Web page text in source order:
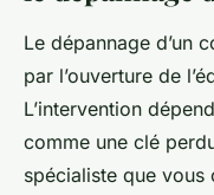
Le dépannage d’un
par l’ouverture de
L’intervention
comme une clé
spécialiste que vous